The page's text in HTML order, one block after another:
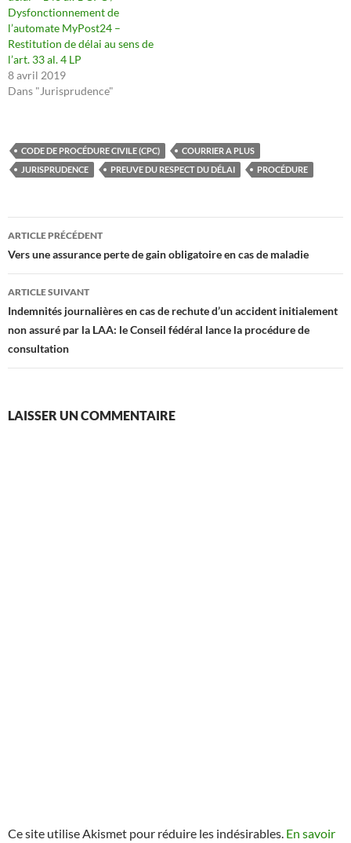
Dysfonctionnement de
l’automate MyPost24 –
Restitution de délai au sens de
l’art. 33 al. 4 LP
8 avril 2019
Dans "Jurisprudence"
CODE DE PROCÉDURE CIVILE (CPC)
COURRIER A PLUS
JURISPRUDENCE
PREUVE DU RESPECT DU DÉLAI PROCÉDURE
Navigation
des
articles
ARTICLE PRÉCÉDENT
Vers une assurance perte de gain obligatoire en cas de maladie
ARTICLE SUIVANT
Indemnités journalières en cas de rechute d’un accident initialement
non assuré par la LAA: le Conseil fédéral lance la procédure de
consultation
LAISSER UN COMMENTAIRE
Ce site utilise Akismet pour réduire les indésirables. En savoir